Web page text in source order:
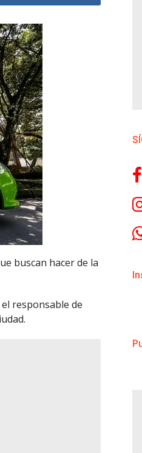
buscan hacer de la
responsable de